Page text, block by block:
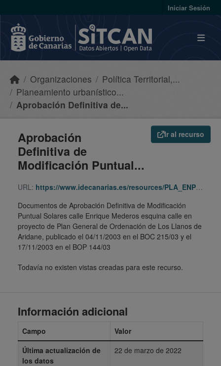
Iniciar Sesión
Organizaciones
Política Territorial,...
Planeamiento urbanístico...
Aprobación Definitiva de...
Ir al recurso
Aprobación
Definitiva de
Modificación Puntual...
URL: https://www.idecanarias.es/resources/PLA_ENP_URB/URB_PLA/LP/LlAr/mppgo-mederos-proyecto/indice.html
Documentos de Aprobación Definitiva de Modificación
Puntual Solares calle Enrique Mederos esquina calle en
proyecto de Plan General de Ordenación de Los Llanos de
Aridane, publicado el 04/11/2003 en el BOC 215/03 y el
17/11/2003 en el BOP 144/03
Todavía no existen vistas creadas para este recurso.
Información adicional
Campo
Valor
Última actualización de
los datos
22 de marzo de 2022